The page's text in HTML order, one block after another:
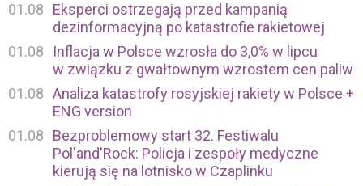
01.08
Eksperci ostrzegają przed kampanią
dezinformacyjną po katastrofie rakietowej
01.08
Inflacja w Polsce wzrosła do 3,0% w lipcu
w związku z gwałtownym wzrostem cen paliw
01.08 Analiza katastrofy rosyjskiej rakiety w Polsce +
ENG version
01.08
Bezproblemowy start 32. Festiwalu
Pol'and'Rock: Policja i zespoły medyczne
kierują się na lotnisko w Czaplinku